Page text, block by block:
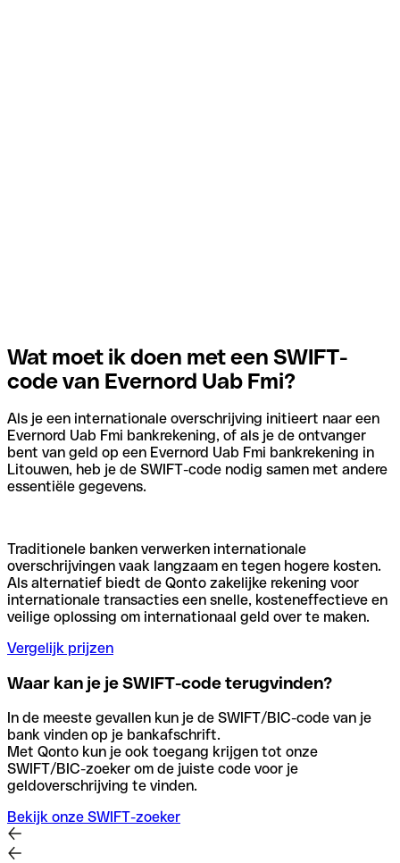
Wat moet ik doen met een SWIFT-
code van Evernord Uab Fmi?
Als je een internationale overschrijving initieert naar een
Evernord Uab Fmi bankrekening, of als je de ontvanger
bent van geld op een Evernord Uab Fmi bankrekening in
Litouwen, heb je de SWIFT-code nodig samen met andere
essentiële gegevens.
Traditionele banken verwerken internationale
overschrijvingen vaak langzaam en tegen hogere kosten.
Als alternatief biedt de Qonto zakelijke rekening voor
internationale transacties een snelle, kosteneffectieve en
veilige oplossing om internationaal geld over te maken.
Vergelijk prijzen
Waar kan je je SWIFT-code terugvinden?
In de meeste gevallen kun je de SWIFT/BIC-code van je
bank vinden op je bankafschrift.
Met Qonto kun je ook toegang krijgen tot onze
SWIFT/BIC-zoeker om de juiste code voor je
geldoverschrijving te vinden.
Bekijk onze SWIFT-zoeker